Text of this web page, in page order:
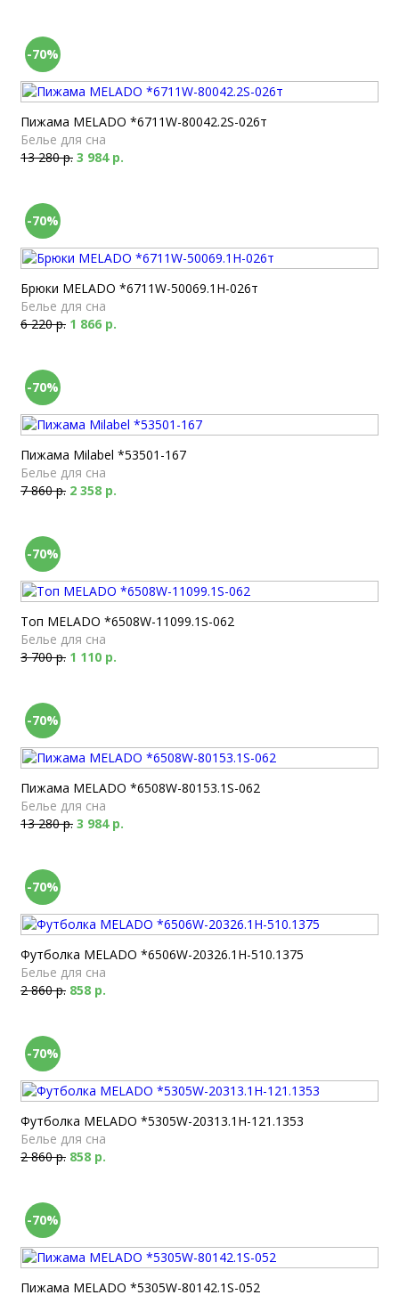
-70%
Пижама MELADO *6711W-80042.2S-026т
Белье для сна
13 280 р. 3 984 р.
-70%
Брюки MELADO *6711W-50069.1H-026т
Белье для сна
6 220 р. 1 866 р.
-70%
Пижама Milabel *53501-167
Белье для сна
7 860 р. 2 358 р.
-70%
Топ MELADO *6508W-11099.1S-062
Белье для сна
3 700 р. 1 110 р.
-70%
Пижама MELADO *6508W-80153.1S-062
Белье для сна
13 280 р. 3 984 р.
-70%
Футболка MELADO *6506W-20326.1H-510.1375
Белье для сна
2 860 р. 858 р.
-70%
Футболка MELADO *5305W-20313.1H-121.1353
Белье для сна
2 860 р. 858 р.
-70%
Пижама MELADO *5305W-80142.1S-052